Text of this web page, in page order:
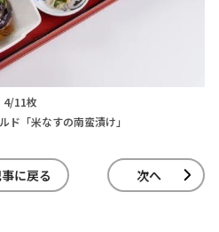
4/11枚
ド「米なすの南蛮漬け」
に戻る 次へ